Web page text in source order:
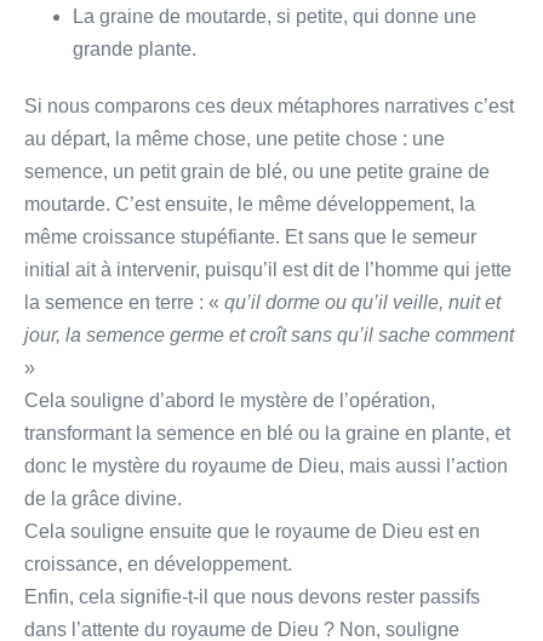
La graine de moutarde, si petite, qui donne une
grande plante.
Si nous comparons ces deux métaphores narratives c’est
au départ, la même chose, une petite chose : une
semence, un petit grain de blé, ou une petite graine de
moutarde. C’est ensuite, le même développement, la
même croissance stupéfiante. Et sans que le semeur
initial ait à intervenir, puisqu’il est dit de l’homme qui jette
la semence en terre : « qu’il dorme ou qu’il veille, nuit et
jour, la semence germe et croît sans qu’il sache comment
»
Cela souligne d’abord le mystère de l’opération,
transformant la semence en blé ou la graine en plante, et
donc le mystère du royaume de Dieu, mais aussi l’action
de la grâce divine.
Cela souligne ensuite que le royaume de Dieu est en
croissance, en développement.
Enfin, cela signifie-t-il que nous devons rester passifs
dans l’attente du royaume de Dieu ? Non, souligne